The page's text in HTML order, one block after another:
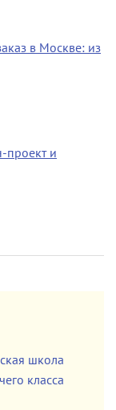
в Москве: из
проект и
школа
класса